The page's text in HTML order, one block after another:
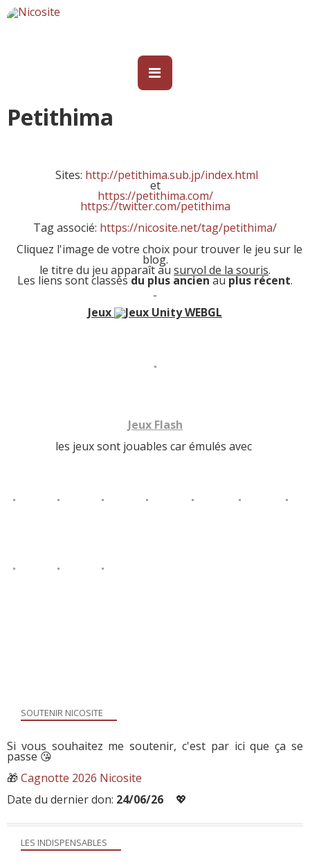
Petithima
Sites: http://petithima.sub.jp/index.html
et
https://petithima.com/
https://twitter.com/petithima
Tag associé: https://nicosite.net/tag/petithima/
Cliquez l'image de votre choix pour trouver le jeu sur le
blog.
le titre du jeu apparaît au survol de la souris.
Les liens sont classés du plus ancienauplus récent.
Jeux
Jeux Flash
les jeux sont jouables car émulés avec
LES INDISPENSABLES
SOUTENIR NICOSITE
Si vous souhaitez me soutenir, c'est par ici que ça se
passe 😘
🎁 Cagnotte 2026 Nicosite
Date du dernier don: 24/06/26 💖